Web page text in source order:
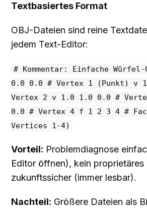
Textbasiertes Format
OBJ-Dateien sind reine
jedem Text-Editor:
# Kommentar: Einfache
0.0 0.0 # Vertex 1 (Punkt) v
Vertex 2 v 1.0 1.0 0.0 #
0.0 # Vertex 4 f 1 2 3 4 #
Vertices 1-4)
Vorteil: Problemdiagnose
Editor öffnen), kein proprietäres
zukunftssicher (immer lesbar).
Nachteil: Größere Dateien als